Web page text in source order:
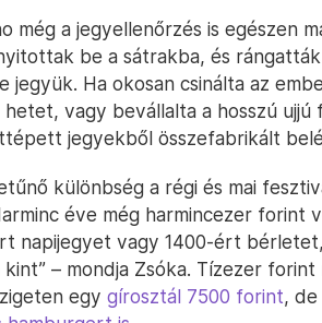
még a jegyellenőrzés is egészen
be a sátrakba, és
jegyük. Ha okosan csinálta az
vagy bevállalta a hosszú ujjú
jegyekből összefabrikált
különbség a régi és mai
éve még harmincezer
napijegyet vagy 1400-ért
– mondja Zsóka. Tízezer
egy gírosztál 7500 forint,